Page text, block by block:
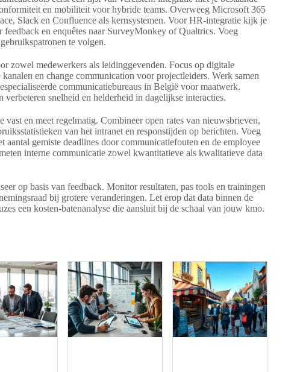
en mobiliteit voor hybride teams. Overweeg Microsoft 365
Slack en Confluence als kernsystemen. Voor HR-integratie kijk je
en enquêtes naar SurveyMonkey of Qualtrics. Voeg
te volgen.
zowel medewerkers als leidinggevenden. Focus op digitale
en change communication voor projectleiders. Werk samen
communicatiebureaus in België voor maatwerk.
verbeteren snelheid en helderheid in dagelijkse interacties.
vast en meet regelmatig. Combineer open rates van nieuwsbrieven,
van het intranet en responstijden op berichten. Voeg
aantal gemiste deadlines door communicatiefouten en de employee
interne communicatie zowel kwantitatieve als kwalitatieve data
op basis van feedback. Monitor resultaten, pas tools en trainingen
bij grotere veranderingen. Let erop dat data binnen de
een kosten-batenanalyse die aansluit bij de schaal van jouw kmo.